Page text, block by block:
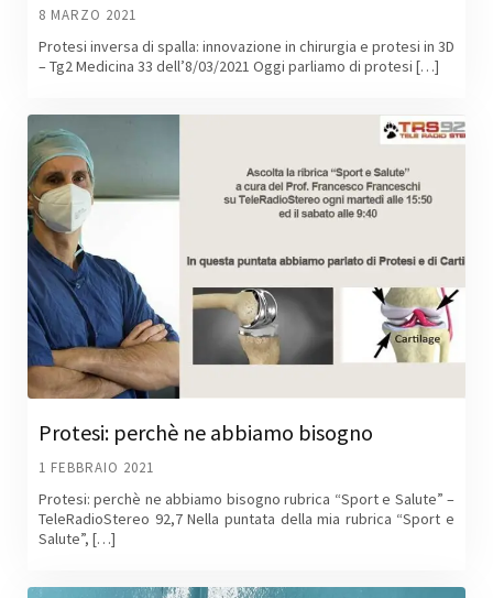
8 MARZO 2021
Protesi inversa di spalla: innovazione in chirurgia e protesi in 3D
– Tg2 Medicina 33 dell’8/03/2021 Oggi parliamo di protesi […]
Protesi: perchè ne abbiamo bisogno
1 FEBBRAIO 2021
Protesi: perchè ne abbiamo bisogno rubrica “Sport e Salute” –
TeleRadioStereo 92,7 Nella puntata della mia rubrica “Sport e
Salute”, […]